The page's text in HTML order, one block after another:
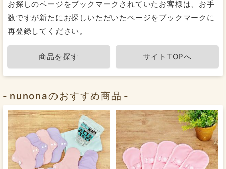
お探しのページをブックマークされていたお客様は、お手
数ですが新たにお探しいただいたページをブックマークに
再登録してください。
商品を探す サイトTOPへ
nunonaのおすすめ商品